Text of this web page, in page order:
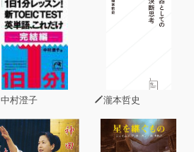
中村澄子 瀧本哲史